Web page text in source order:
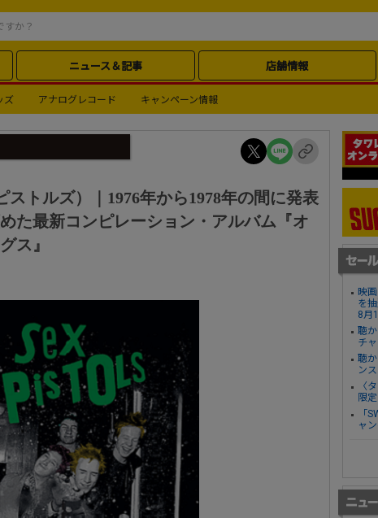
ニュース＆記事 店舗情報
ズ アナログレコード キャンペーン情報
ストルズ）｜1976年から1978年の間に発表
た最新コンピレーション・アルバム『オ
ス』
映
を
8月
聴
チ
聴
ン
〈
限
「
ャ